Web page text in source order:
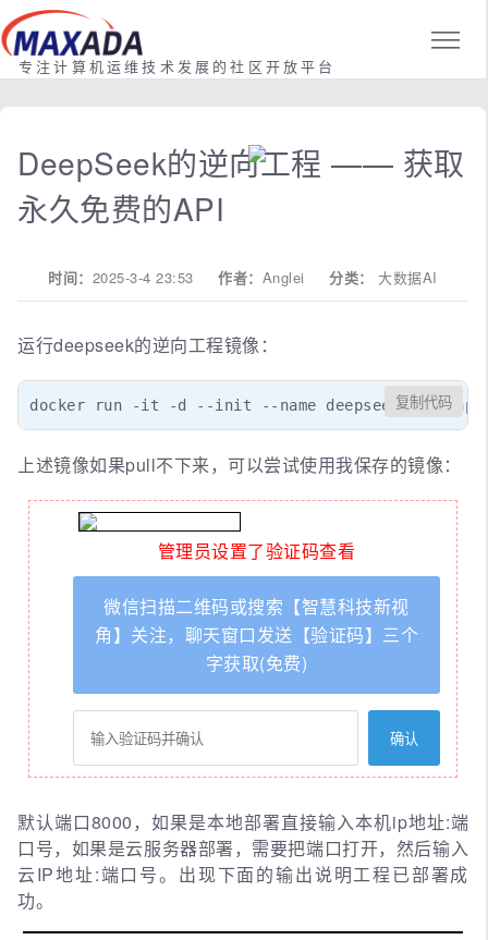
专注计算机运维技术发展的社区开放平台
DeepSeek的逆向工程 —— 获取
永久免费的API
时间： 2025-3-4 23:53作者： Anglei 分类： 大数据AI
运行deepseek的逆向工程镜像：
docker run -it -d --init --name deepseek-free-api
复制代码
上述镜像如果pull不下来，可以尝试使用我保存的镜像：
管理员设置了验证码查看
微信扫描二维码或搜索【智慧科技新视
角】关注，聊天窗口发送【验证码】三个
字获取(免费)
默认端口8000，如果是本地部署直接输入本机ip地址:端
口号，如果是云服务器部署，需要把端口打开，然后输入
云IP地址:端口号。出现下面的输出说明工程已部署成
功。